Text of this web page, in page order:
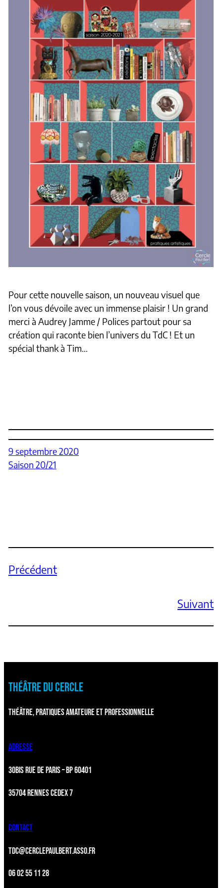
Pour cette nouvelle saison, un nouveau visuel que
l’on vous dévoile avec un immense plaisir ! Un grand
merci à Audrey Jamme / Polices partout pour sa
création qui raconte bien l’univers du TdC ! Et un
spécial thank à Tim…
9 septembre 2020
Saison 20/21
Précédent
Suivant
THÉÂTRE DU CERCLE
THÉÂTRE, PRATIQUES AMATEURE ET PROFESSIONNELLE
ADRESSE
30BIS RUE DE PARIS – BP 60401
35704 RENNES CEDEX 7
CONTACT
TDC@CERCLEPAULBERT.ASSO.FR
06 02 55 11 28